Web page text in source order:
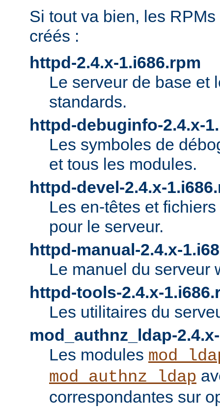
Si tout va bien, les
créés :
httpd-2.4.x-1.i686.rpm
Le serveur de base et
standards.
httpd-debuginfo-2.4.x-
Les symboles de
et tous les modules.
httpd-devel-2.4.x-
Les en-têtes et
pour le serveur.
httpd-manual-2.4.x-
Le manuel du serveur
httpd-tools-2.4.x-
Les utilitaires du
mod_authnz_ldap-
Les modules
mod_authnz_ldap
correspondantes sur